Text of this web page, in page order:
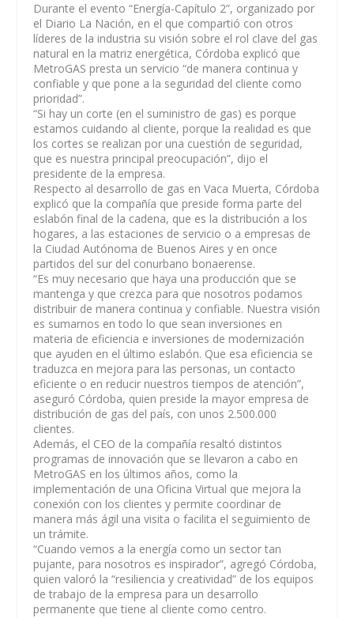
Durante el evento “Energía-Capítulo 2”, organizado por
el Diario La Nación, en el que compartió con otros
líderes de la industria su visión sobre el rol clave del gas
natural en la matriz energética, Córdoba explicó que
MetroGAS presta un servicio “de manera continua y
confiable y que pone a la seguridad del cliente como
prioridad”.
“Si hay un corte (en el suministro de gas) es porque
estamos cuidando al cliente, porque la realidad es que
los cortes se realizan por una cuestión de seguridad,
que es nuestra principal preocupación”, dijo el
presidente de la empresa.
Respecto al desarrollo de gas en Vaca Muerta, Córdoba
explicó que la compañía que preside forma parte del
eslabón final de la cadena, que es la distribución a los
hogares, a las estaciones de servicio o a empresas de
la Ciudad Autónoma de Buenos Aires y en once
partidos del sur del conurbano bonaerense.
“Es muy necesario que haya una producción que se
mantenga y que crezca para que nosotros podamos
distribuir de manera continua y confiable. Nuestra visión
es sumarnos en todo lo que sean inversiones en
materia de eficiencia e inversiones de modernización
que ayuden en el último eslabón. Que esa eficiencia se
traduzca en mejora para las personas, un contacto
eficiente o en reducir nuestros tiempos de atención”,
aseguró Córdoba, quien preside la mayor empresa de
distribución de gas del país, con unos 2.500.000
clientes.
Además, el CEO de la compañía resaltó distintos
programas de innovación que se llevaron a cabo en
MetroGAS en los últimos años, como la
implementación de una Oficina Virtual que mejora la
conexión con los clientes y permite coordinar de
manera más ágil una visita o facilita el seguimiento de
un trámite.
“Cuando vemos a la energía como un sector tan
pujante, para nosotros es inspirador”, agregó Córdoba,
quien valoró la “resiliencia y creatividad” de los equipos
de trabajo de la empresa para un desarrollo
permanente que tiene al cliente como centro.